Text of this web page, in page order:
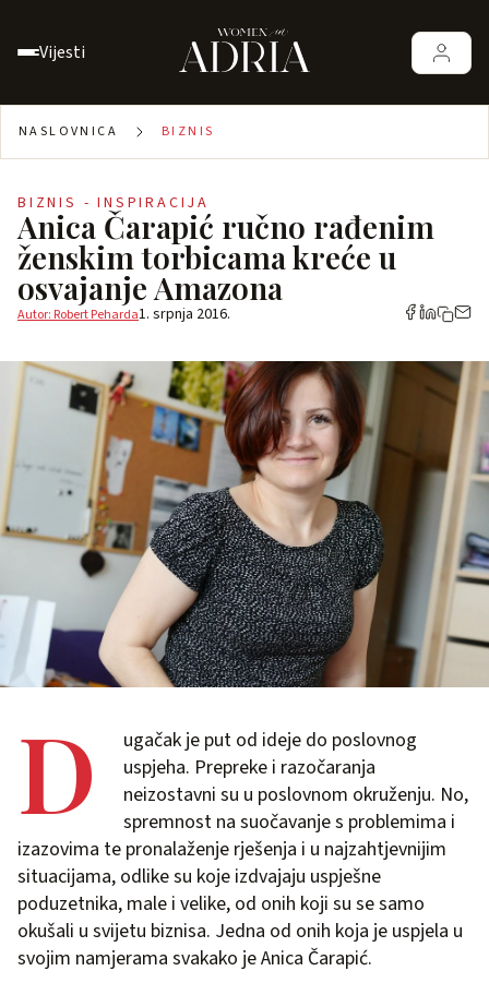
Vijesti
NASLOVNICA BIZNIS
BIZNIS - INSPIRACIJA
Anica Čarapić ručno rađenim
ženskim torbicama kreće u
osvajanje Amazona
Autor: Robert Peharda1. srpnja 2016.
D
ugačak je put od ideje do poslovnog
uspjeha. Prepreke i razočaranja
neizostavni su u poslovnom okruženju. No,
spremnost na suočavanje s problemima i
izazovima te pronalaženje rješenja i u najzahtjevnijim
situacijama, odlike su koje izdvajaju uspješne
poduzetnika, male i velike, od onih koji su se samo
okušali u svijetu biznisa. Jedna od onih koja je uspjela u
svojim namjerama svakako je Anica Čarapić.